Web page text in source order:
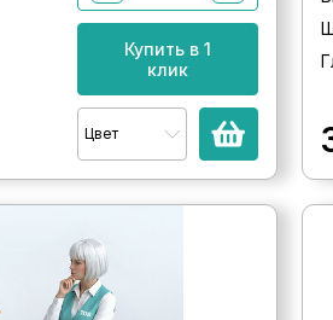
Купить в 1
клик
Цвет